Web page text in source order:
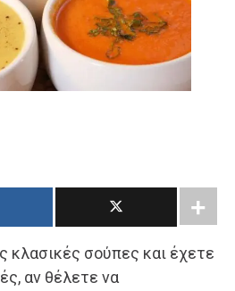
κλασικές σούπες και έχετε
αν θέλετε να